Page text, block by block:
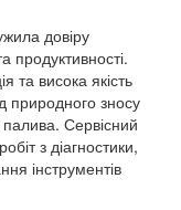
довіру
продуктивності.
та висока якість
природного зносу
палива. Сервісний
з діагностики,
інструментів